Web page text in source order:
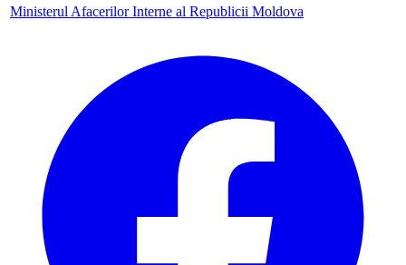
Ministerul Afacerilor Interne al Republicii Moldova